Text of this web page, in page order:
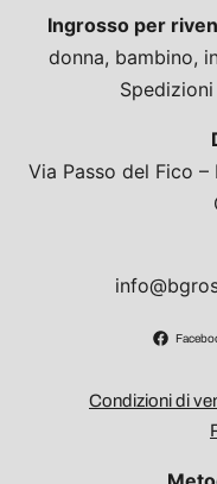
Ingrosso per
donna, bambino,
Spedizioni
Via Passo del Fico –
Condizioni di